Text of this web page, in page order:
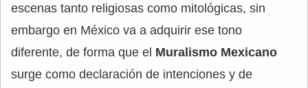
escenas tanto religiosas como mitológicas, sin
embargo en México va a adquirir ese tono
diferente, de forma que el Muralismo Mexicano
surge como declaración de intenciones y de